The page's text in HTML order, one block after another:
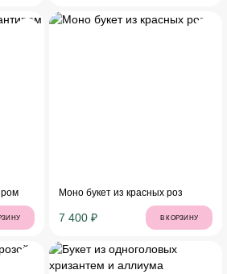
Моно букет из красных роз
7 400 ₽ В КОРЗИНУ